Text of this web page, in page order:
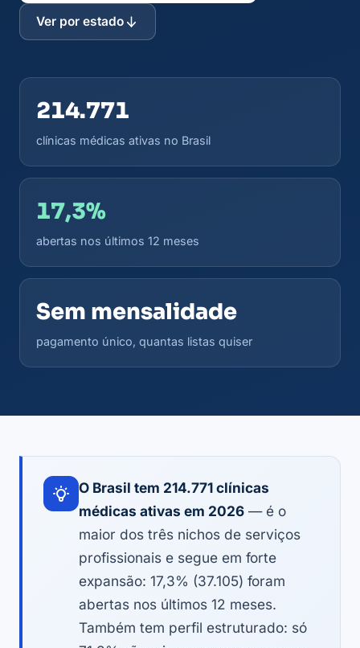
Ver por estado
214.771
clínicas médicas ativas no Brasil
17,3%
abertas nos últimos 12 meses
Sem mensalidade
pagamento único, quantas listas quiser
O Brasil tem 214.771 clínicas
médicas ativas em 2026 — é o
maior dos três nichos de serviços
profissionais e segue em forte
expansão: 17,3% (37.105) foram
abertas nos últimos 12 meses.
Também tem perfil estruturado: só